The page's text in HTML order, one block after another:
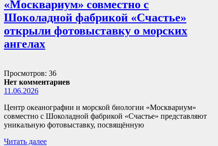
«Москвариум» совместно с
Шоколадной фабрикой «Счастье»
открыли фотовыставку о морских
ангелах
Просмотров: 36
Нет комментариев
11.06.2026
Центр океанографии и морской биологии «Москвариум»
совместно с Шоколадной фабрикой «Счастье» представляют
уникальную фотовыставку, посвящённую
Читать далее